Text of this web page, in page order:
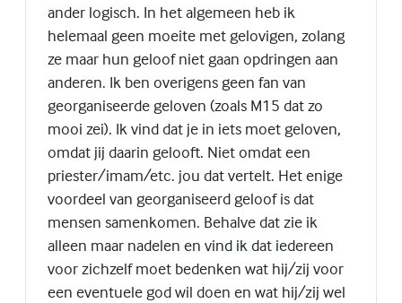
ander logisch. In het algemeen heb ik
helemaal geen moeite met gelovigen, zolang
ze maar hun geloof niet gaan opdringen aan
anderen. Ik ben overigens geen fan van
georganiseerde geloven (zoals M15 dat zo
mooi zei). Ik vind dat je in iets moet geloven,
omdat jij daarin gelooft. Niet omdat een
priester/imam/etc. jou dat vertelt. Het enige
voordeel van georganiseerd geloof is dat
mensen samenkomen. Behalve dat zie ik
alleen maar nadelen en vind ik dat iedereen
voor zichzelf moet bedenken wat hij/zij voor
een eventuele god wil doen en wat hij/zij wel